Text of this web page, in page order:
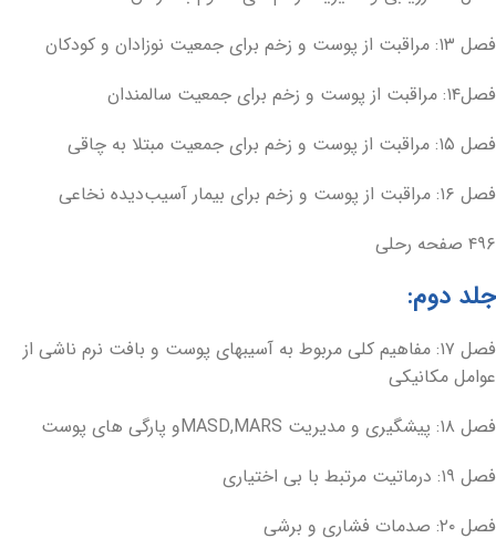
فصل ۱۳: مراقبت از پوست و زخم برای جمعیت نوزادان و کودکان
فصل۱۴: مراقبت از پوست و زخم برای جمعیت سالمندان
فصل ۱۵: مراقبت از پوست و زخم برای جمعیت مبتلا به چاقی
فصل ۱۶: مراقبت از پوست و زخم برای بیمار آسیب‌دیده نخاعی
۴۹۶ صفحه رحلی
جلد دوم:
فصل ۱۷: مفاهیم کلی مربوط به آسیبهای پوست و بافت نرم ناشی از
عوامل مکانیکی
فصل ۱۸: پیشگیری و مدیریت MASD,MARSو پارگی های پوست
فصل ۱۹: درماتیت مرتبط با بی اختیاری
فصل ۲۰: صدمات فشاری و برشی